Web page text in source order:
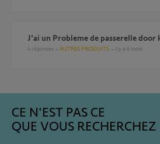
J'ai un Probleme de passerelle door
4 réponses AUTRES PRODUITS il y a 6 mois
CE N'EST PAS CE
QUE VOUS RECHERCHEZ